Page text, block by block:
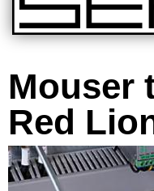
Mouser
Red